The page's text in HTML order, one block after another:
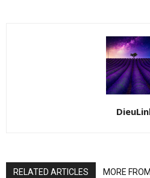
RELATED ARTICLES MORE